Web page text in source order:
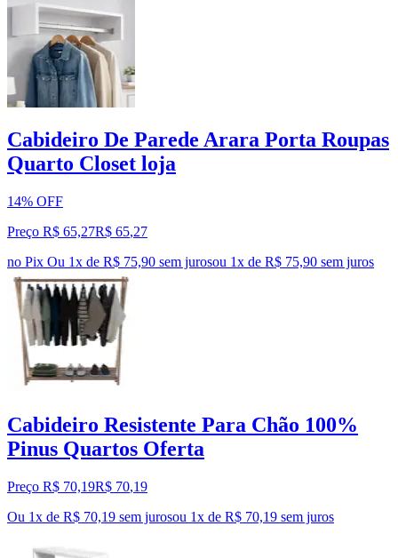
Cabideiro De Parede Arara Porta Roupas
Quarto Closet loja
14% OFF
Preço R$ 65,27R$ 65,27
no Pix Ou 1x de R$ 75,90 sem jurosou 1x de R$ 75,90 sem juros
Cabideiro Resistente Para Chão 100%
Pinus Quartos Oferta
Preço R$ 70,19R$ 70,19
Ou 1x de R$ 70,19 sem jurosou 1x de R$ 70,19 sem juros